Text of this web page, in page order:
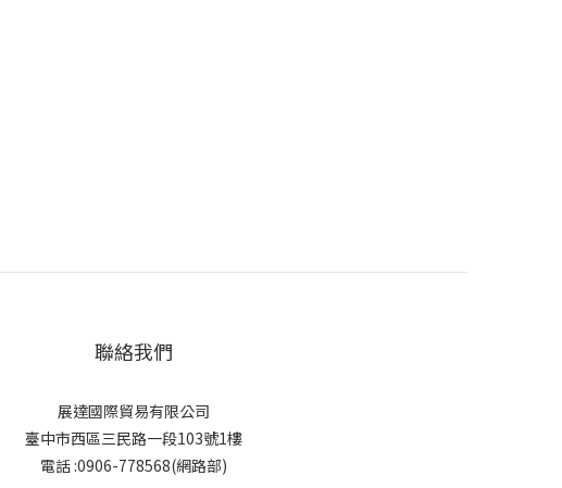
聯絡我們
展達國際貿易有限公司
臺中市西區三民路一段103號1樓
電話 :0906-778568(網路部)